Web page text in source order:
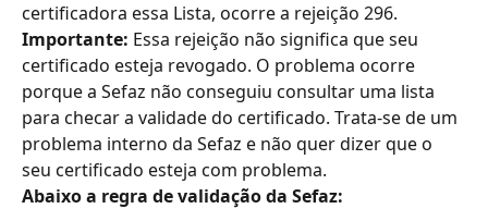
certificadora essa Lista, ocorre a rejeição 296.
Importante: Essa rejeição não significa que seu
certificado esteja revogado. O problema ocorre
porque a Sefaz não conseguiu consultar uma lista
para checar a validade do certificado. Trata-se de um
problema interno da Sefaz e não quer dizer que o
seu certificado esteja com problema.
Abaixo a regra de validação da Sefaz: